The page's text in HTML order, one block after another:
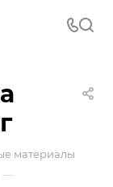
материалы
—